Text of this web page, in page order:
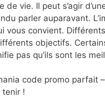
vie. Il peut s’agir
parler auparavant.
vous convient.
objectifs.
pas qu’ils sont les
code promo parfait
tenir !